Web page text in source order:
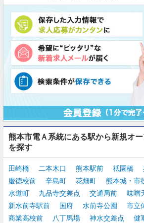
熊本市電Ａ系統にある駅から新規オ
を探す
田崎橋 二本木口 熊本駅前 祇園橋
慶徳校前
辛島町 花畑町 熊本城・市
水道町
九品寺交差点 交通局前
味噌
新水前寺駅前
国府 水前寺公園
市立
商業高校前
八丁馬場 神水交差点
健